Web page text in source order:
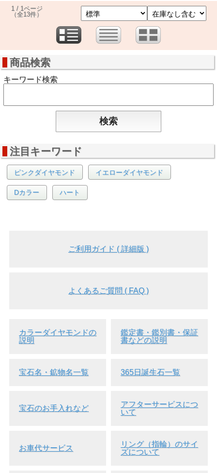
1 / 1ページ
（全13件）
商品検索
キーワード検索
注目キーワード
ピンクダイヤモンド イエローダイヤモンド
Dカラー ハート
ご利用ガイド ( 詳細版 )
よくあるご質問 ( FAQ )
カラーダイヤモンドの
説明
鑑定書・鑑別書・保証
書などの説明
宝石名・鉱物名一覧 365日誕生石一覧
宝石のお手入れなど
アフターサービスにつ
いて
お車代サービス
リング（指輪）のサイ
ズについて